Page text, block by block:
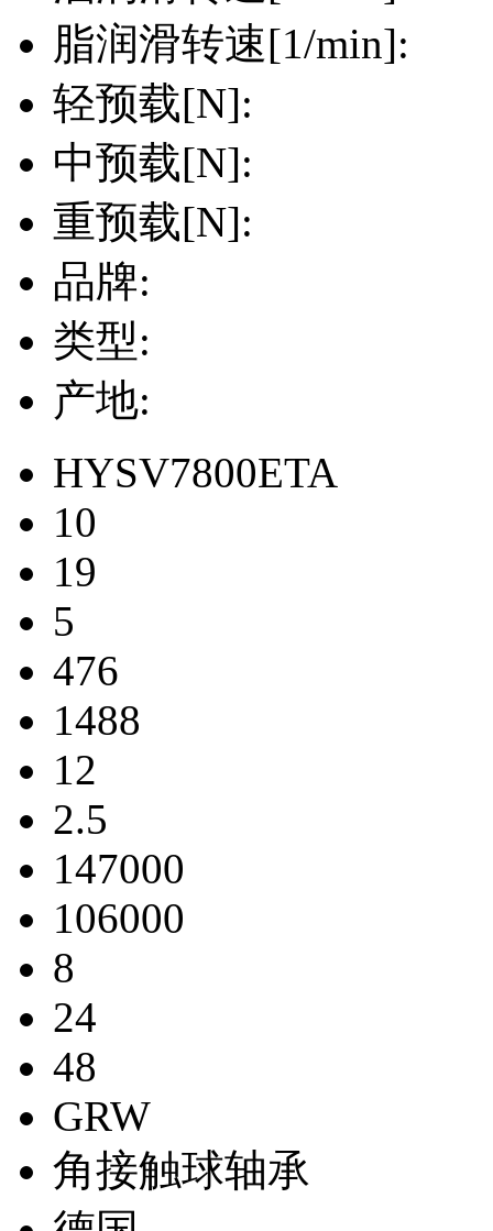
脂润滑转速[1/min]:
轻预载[N]:
中预载[N]:
重预载[N]:
品牌:
类型:
产地:
HYSV7800ETA
10
19
5
476
1488
12
2.5
147000
106000
8
24
48
GRW
角接触球轴承